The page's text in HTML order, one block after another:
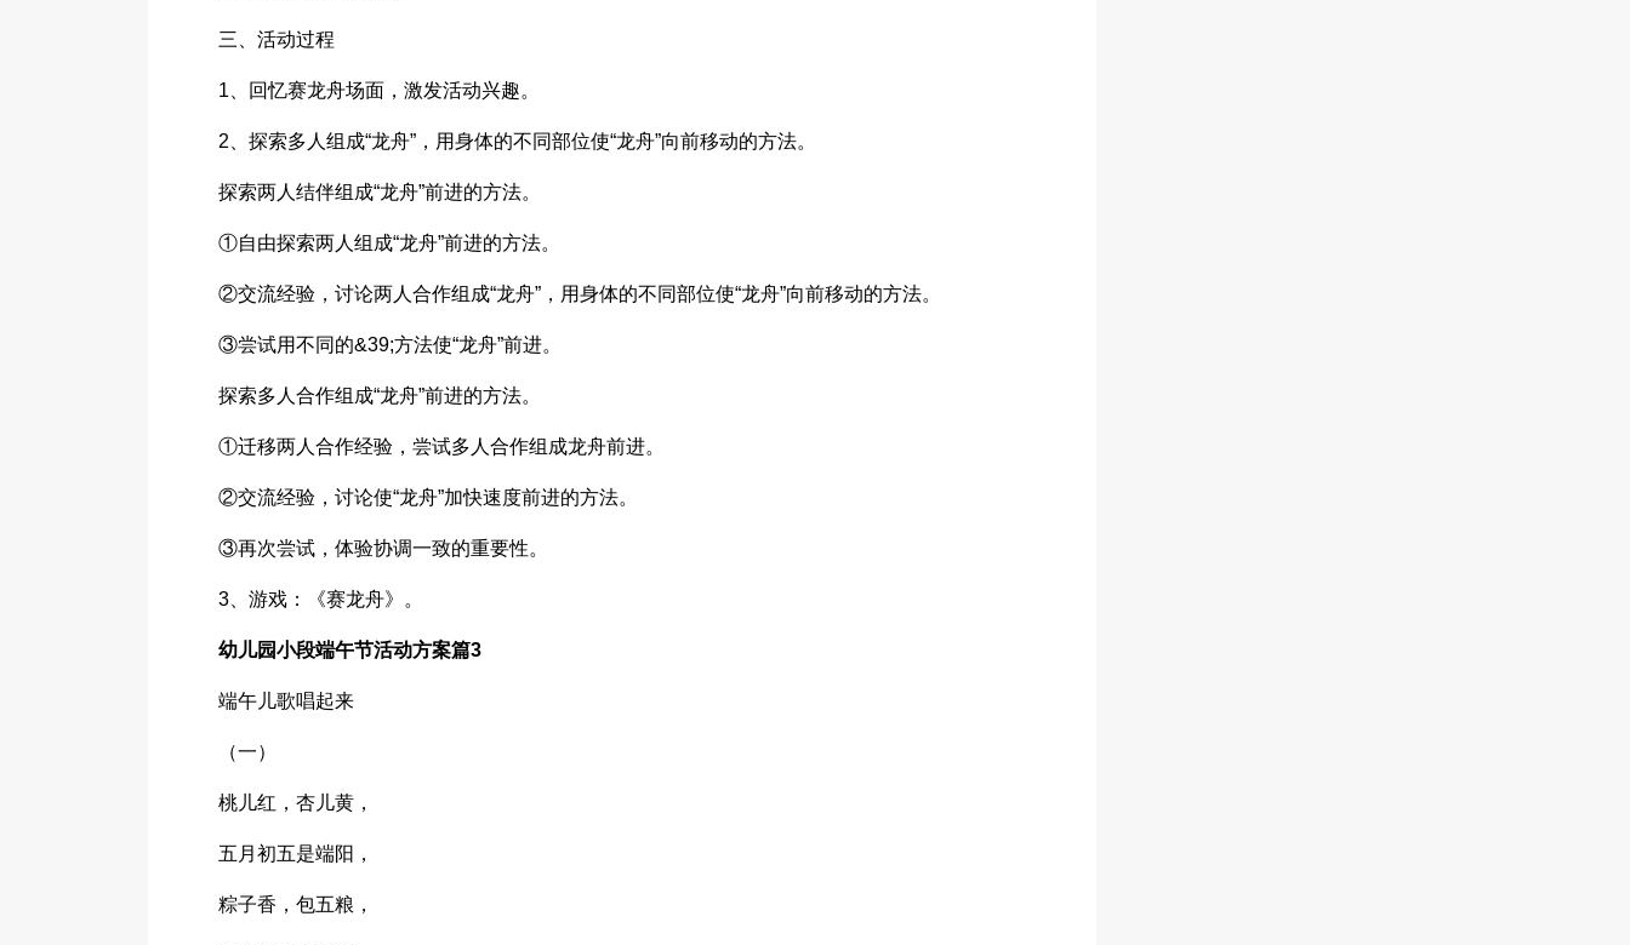
三、活动过程
1、回忆赛龙舟场面，激发活动兴趣。
2、探索多人组成“龙舟”，用身体的不同部位使“龙舟”向前移动的方法。
探索两人结伴组成“龙舟”前进的方法。
①自由探索两人组成“龙舟”前进的方法。
②交流经验，讨论两人合作组成“龙舟”，用身体的不同部位使“龙舟”向前移动的方法。
③尝试用不同的&39;方法使“龙舟”前进。
探索多人合作组成“龙舟”前进的方法。
①迁移两人合作经验，尝试多人合作组成龙舟前进。
②交流经验，讨论使“龙舟”加快速度前进的方法。
③再次尝试，体验协调一致的重要性。
3、游戏：《赛龙舟》。
幼儿园小段端午节活动方案篇3
端午儿歌唱起来
（一）
桃儿红，杏儿黄，
五月初五是端阳，
粽子香，包五粮，